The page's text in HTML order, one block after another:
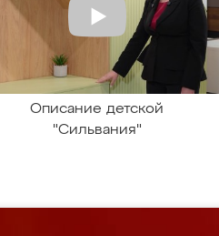
Описание детской
"Сильвания"